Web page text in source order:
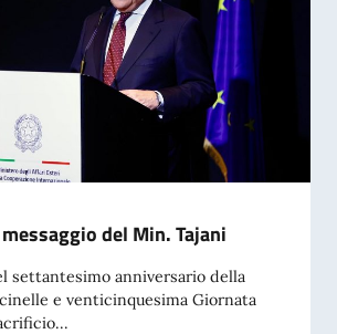
del Min. Tajani
settantesimo anniversario della
e venticinquesima Giornata